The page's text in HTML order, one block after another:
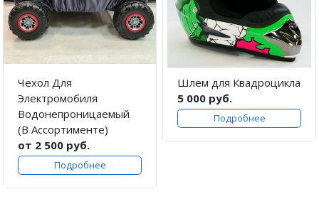
Чехол Для
Электромобиля
Водонепроницаемый
(В Ассортименте)
от 2 500 руб.
Подробнее
Шлем для Квадроцикла
5 000 руб.
Подробнее